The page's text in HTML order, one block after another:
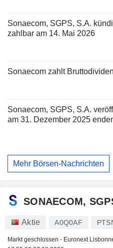
Sonaecom, SGPS, S.A.
zahlbar am 14. Mai 2026
Sonaecom zahlt
Sonaecom, SGPS, S.A.
am 31. Dezember 2025
Mehr Börsen-Nachrichten
SONAECOM,
Aktie A0Q0AF
Markt geschlossen - Euronext